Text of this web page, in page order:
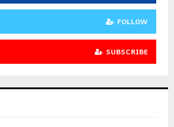
FOLLOW
SUBSCRIBE